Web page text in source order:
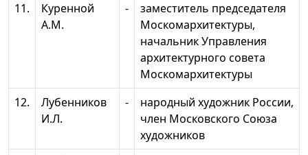
11.
Куренной
A.M.
-
заместитель председателя
Москомархитектуры,
начальник Управления
архитектурного совета
Москомархитектуры
12.
Лубенников
И.Л.
-
народный художник России,
член Московского Союза
художников